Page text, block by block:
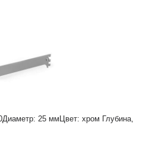
25 ммЦвет: хром Глубина,